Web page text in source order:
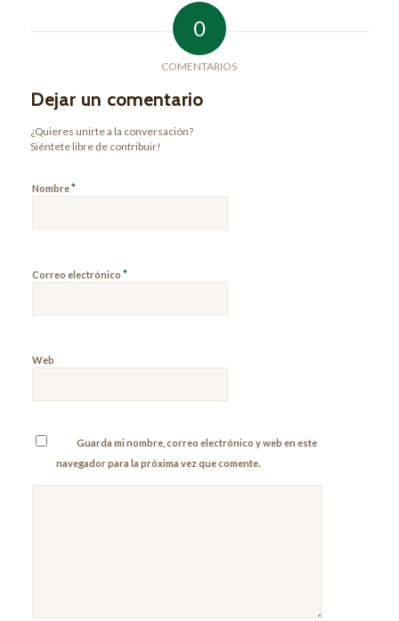
0
COMENTARIOS
Dejar un comentario
¿Quieres unirte a la conversación?
Siéntete libre de contribuir!
Nombre*
Correo electrónico *
Web
Guarda mi nombre, correo electrónico y web en este
navegador para la próxima vez que comente.